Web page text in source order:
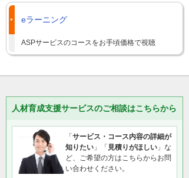
eラーニング
ASPサービスのコースをお手頃価格で視聴
人材育成支援サービスのご相談はこちらから
「 サービス・コース内容の詳細が
知りたい 」「 見積りがほしい 」な
ど、ご希望の方はこちらからお問
い合わせください。